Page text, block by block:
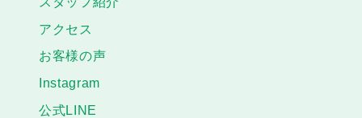
アクセス
お客様の声
Instagram
公式LINE